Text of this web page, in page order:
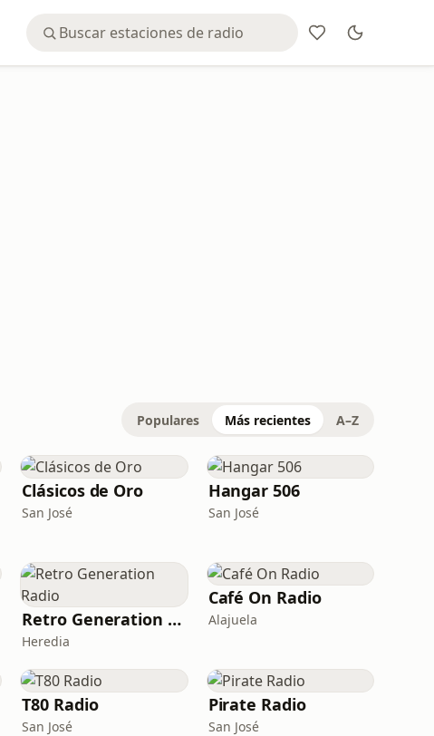
Populares Más recientes A–Z
Clásicos de Oro
San José
Hangar 506
San José
Retro Generation Radio
Heredia
Café On Radio
Alajuela
T80 Radio
San José
Pirate Radio
San José